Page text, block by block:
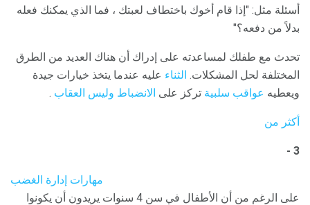
أسئلة مثل: "إذا قام أخوك باختطاف لعبتك ، فما الذي يمكنك فعله
بدلاً من دفعه؟"
تحدث مع طفلك لمساعدته على إدراك أن هناك العديد من الطرق
المختلفة لحل المشكلات. الثناء عليه عندما يتخذ خيارات جيدة
ويعطيه عواقب سلبية تركز على الانضباط وليس العقاب .
أكثر من
3 -
مهارات إدارة الغضب
على الرغم من أن الأطفال في سن 4 سنوات يريدون أن يكونوا